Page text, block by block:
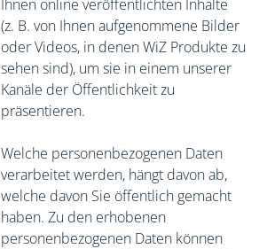
Ihnen online veröffentlichten Inhalte
(z. B. von Ihnen aufgenommene Bilder
oder Videos, in denen WiZ Produkte zu
sehen sind), um sie in einem unserer
Kanäle der Öffentlichkeit zu
präsentieren.
Welche personenbezogenen Daten
verarbeitet werden, hängt davon ab,
welche davon Sie öffentlich gemacht
haben. Zu den erhobenen
personenbezogenen Daten können